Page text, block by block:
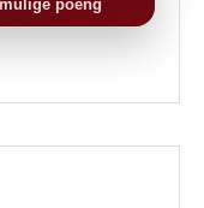
poeng